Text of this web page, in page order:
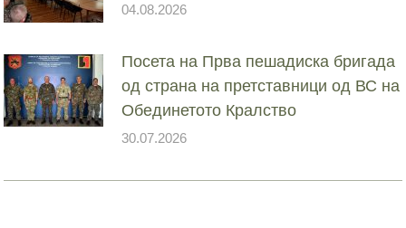
04.08.2026
Посета на Прва пешадиска бригада
од страна на претставници од ВС на
Обединетото Кралство
30.07.2026